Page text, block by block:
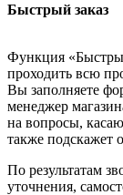
Быстрый заказ
Функция
проходить всю
Вы заполняете
менеджер
на вопросы,
также подскажет
По результатам
уточнения,